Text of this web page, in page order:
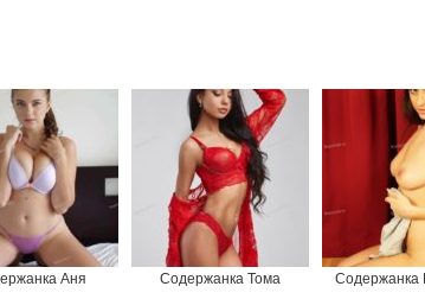
Аня Содержанка Тома Содержанка